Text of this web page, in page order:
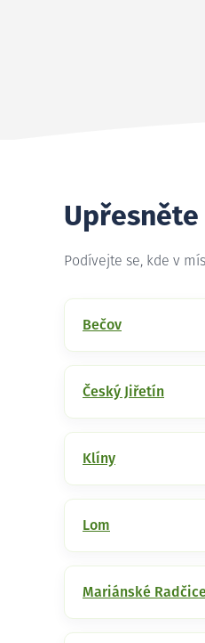
Podívejte se, kde v
Bečov
Český Jiřetín
Klíny
Lom
Mariánské